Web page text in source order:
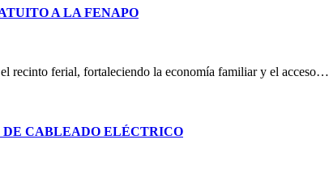
A LA FENAPO
recinto ferial, fortaleciendo la economía familiar y el acceso…
DE CABLEADO ELÉCTRICO